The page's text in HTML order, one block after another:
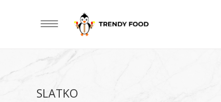
SLATKO